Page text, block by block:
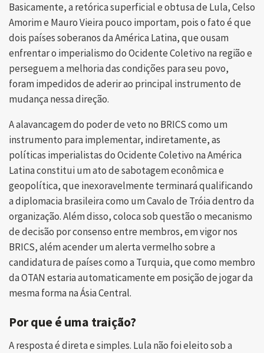
Basicamente, a retórica superficial e obtusa de Lula, Celso
Amorim e Mauro Vieira pouco importam, pois o fato é que
dois países soberanos da América Latina, que ousam
enfrentar o imperialismo do Ocidente Coletivo na região e
perseguem a melhoria das condições para seu povo,
foram impedidos de aderir ao principal instrumento de
mudança nessa direção.
A alavancagem do poder de veto no BRICS como um
instrumento para implementar, indiretamente, as
políticas imperialistas do Ocidente Coletivo na América
Latina constitui um ato de sabotagem econômica e
geopolítica, que inexoravelmente terminará qualificando
a diplomacia brasileira como um Cavalo de Tróia dentro da
organização. Além disso, coloca sob questão o mecanismo
de decisão por consenso entre membros, em vigor nos
BRICS, além acender um alerta vermelho sobre a
candidatura de países como a Turquia, que como membro
da OTAN estaria automaticamente em posição de jogar da
mesma forma na Ásia Central.
Por que é uma traição?
A resposta é direta e simples. Lula não foi eleito sob a